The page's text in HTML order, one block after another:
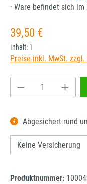
· Ware befindet sich
Regulärer Preis:
39,50 €
Inhalt: 1
Preise inkl. MwSt.
Produkt
Abgesichert rund
Produktnummer: